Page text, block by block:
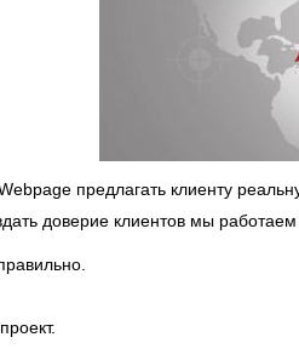
предлагать клиенту
доверие клиентов мы